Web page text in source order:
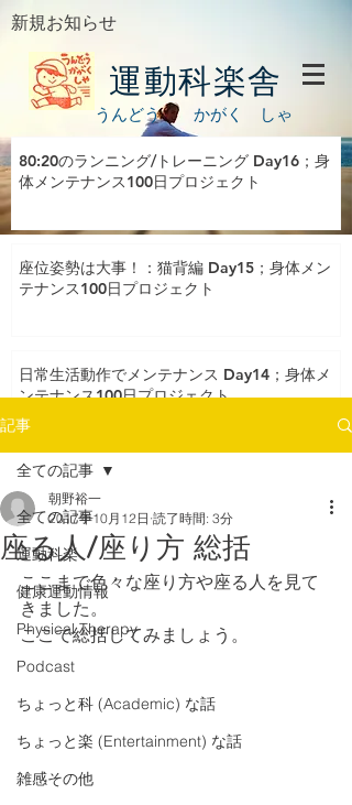
新規お知らせ
運動科楽舎
うんどう かがく しゃ
80:20のランニング/トレーニング Day16；身
体メンテナンス100日プロジェクト
座位姿勢は大事！：猫背編 Day15；身体メン
テナンス100日プロジェクト
日常生活動作でメンテナンス Day14；身体メ
ンテナンス100日プロジェクト
記事
全ての記事
運動科楽
健康運動情報
Physical Therapy
Podcast
ちょっと科 (Academic) な話
ちょっと楽 (Entertainment) な話
雑感その他
全ての記事
座る人/座り方 総括
朝野裕一
2017年10月12日 読了時間: 3分
ここまで色々な座り方や座る人を見て
きました。
ここで総括してみましょう。